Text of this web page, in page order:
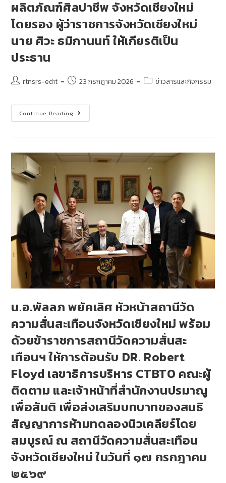
ผลิตภัณฑ์ศิลปาชีพ จังหวัดเชียงใหม่
โดยรอง ผู้ว่าราชการจังหวัดเชียงใหม่
นาย ศิวะ ธมิกานนท์ ให้เกียรติเป็น
ประธาน
rtnsrs-edit 23 กรกฎาคม 2026 ข่าวสารและกิจกรรม
Continue Reading
น.อ.พัลลภ พยัคเลิศ หัวหน้าสถานีวัด
ความสั่นสะเทือนจังหวัดเชียงใหม่ พร้อม
ด้วยข้าราชการสถานีวัดความสั่นสะ
เทือนฯ ให้การต้อนรับ DR. Robert
Floyd เลขาธิการบริหาร CTBTO คณะผู้
ติดตาม และเจ้าหน้าที่สำนักงานปรมาณู
เพื่อสันติ เพื่อส่งเสริมบทบาทของสนธิ
สัญญาการห้ามทดลองนิวเคลียร์โดย
สมบูรณ์ ณ สถานีวัดความสั่นสะเทือน
จังหวัดเชียงใหม่ ในวันที่ ๑๗ กรกฎาคม
๒๕๖๙